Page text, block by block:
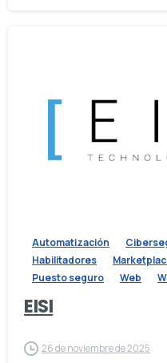
Automatización
Habilitadores
Puesto seguro
Web
EISI
26 de noviembre de 2025